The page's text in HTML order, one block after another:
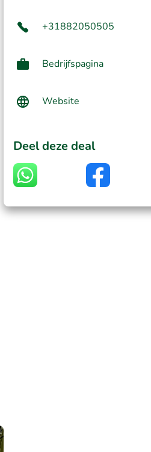
+31882050505
Bedrijfspagina
Website
Deel deze deal